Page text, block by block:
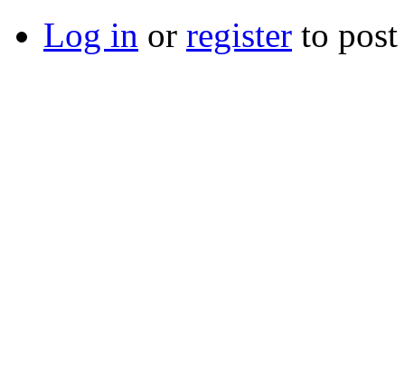
Log in or register to